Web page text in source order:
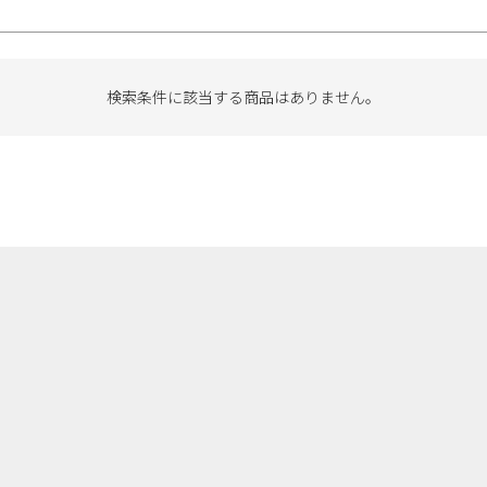
検索条件に該当する商品はありません。